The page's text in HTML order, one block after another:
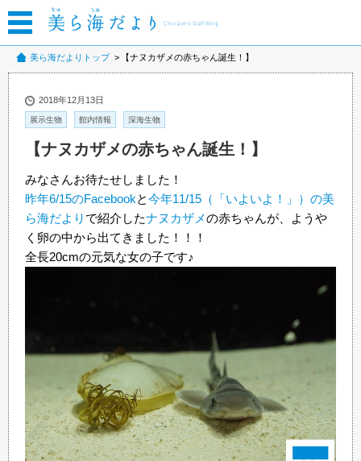
美ら海だよりトップ 【ナヌカザメの赤ちゃん誕生！】
2018年12月13日
展示生物 館内情報 深海生物
【ナヌカザメの赤ちゃん誕生！】
みなさんお待たせしました！
昨年6/15のFacebookと今年11/15（「いよいよ！」）の美
ら海だより で紹介したナヌカザメの赤ちゃんが、ようや
く卵の中から出てきました！！！
全長20cmの元気な女の子です♪